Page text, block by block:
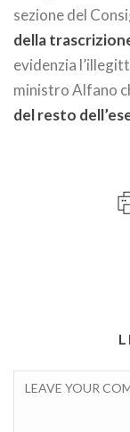
sezione del
della
evidenzia
ministro Alfano
del resto